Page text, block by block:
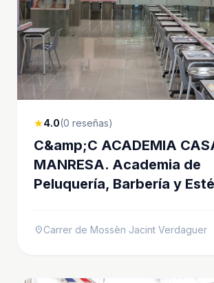
star4.0(0 reseñas)
C&amp;C ACADEMIA
MANRESA. Academia de
Peluquería, Barbería y
location_onCarrer de Mossèn Jacint Verdaguer